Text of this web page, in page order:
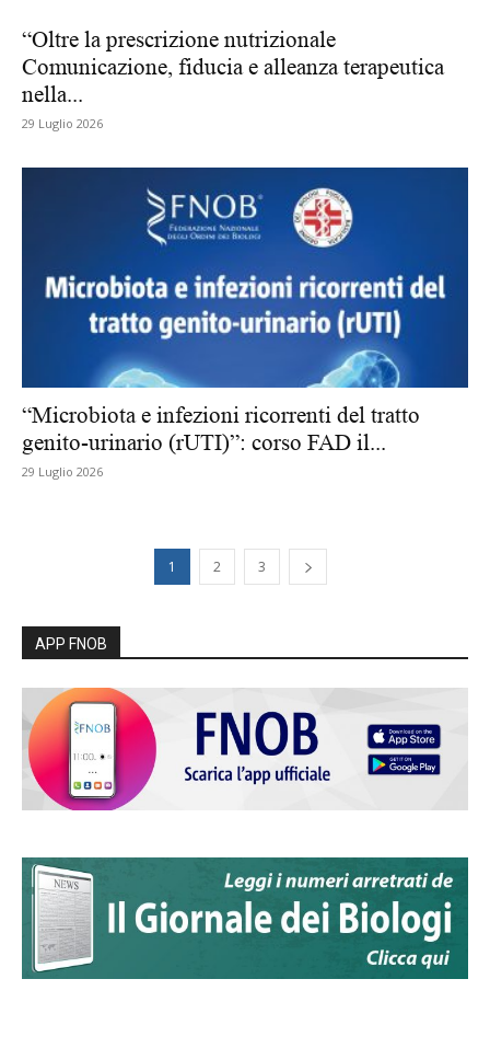
“Oltre la prescrizione nutrizionale
Comunicazione, fiducia e alleanza terapeutica
nella...
29 Luglio 2026
“Microbiota e infezioni ricorrenti del tratto
genito-urinario (rUTI)”: corso FAD il...
29 Luglio 2026
1 2 3
APP FNOB